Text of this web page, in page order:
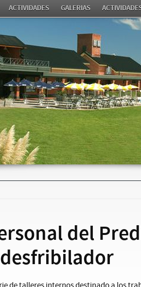
ACTIVIDADES GALERIAS
del